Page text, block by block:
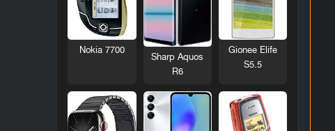
Gionee Elife
S5.5
Sharp Aquos
R6
Nokia 7700